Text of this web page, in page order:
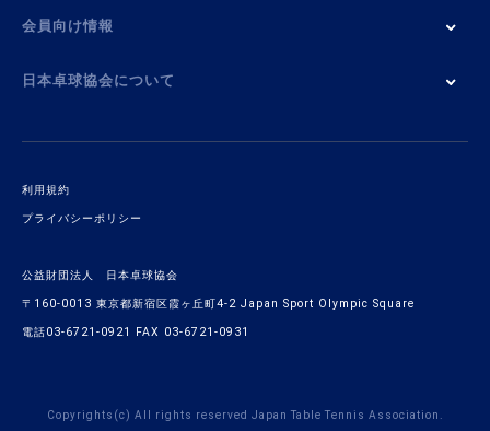
会員向け情報
日本卓球協会について
利用規約
プライバシーポリシー
公益財団法人 日本卓球協会
〒160-0013 東京都新宿区霞ヶ丘町4-2 Japan Sport Olympic Square
電話03-6721-0921 FAX 03-6721-0931
Copyrights(c) All rights reserved Japan Table Tennis Association.